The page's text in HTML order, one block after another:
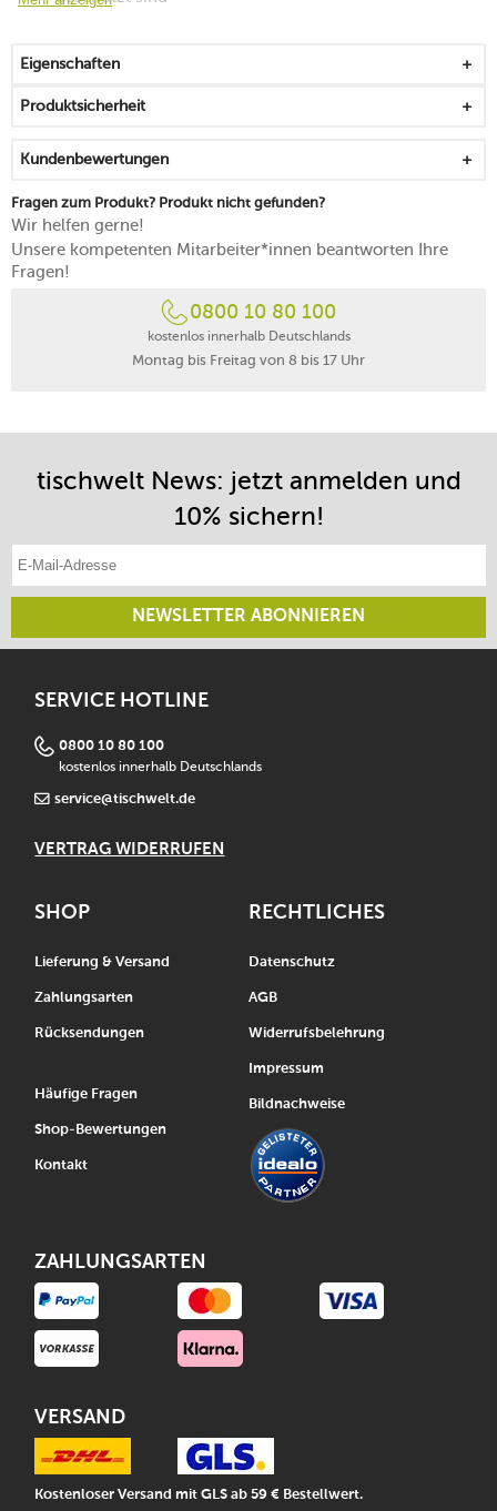
Eigenschaften
Produktsicherheit
Kundenbewertungen
Fragen zum Produkt? Produkt nicht gefunden?
Wir helfen gerne!
Unsere kompetenten Mitarbeiter*innen beantworten Ihre
Fragen!
0800 10 80 100
kostenlos innerhalb Deutschlands
Montag bis Freitag von 8 bis 17 Uhr
tischwelt News: jetzt anmelden und
10% sichern!
NEWSLETTER ABONNIEREN
SERVICE HOTLINE
0800 10 80 100
kostenlos innerhalb Deutschlands
service@tischwelt.de
VERTRAG WIDERRUFEN
SHOP
Lieferung & Versand
Zahlungsarten
Rücksendungen
Häufige Fragen
Shop-Bewertungen
Kontakt
RECHTLICHES
Datenschutz
AGB
Widerrufsbelehrung
Impressum
Bildnachweise
ZAHLUNGSARTEN
VERSAND
Kostenloser Versand mit GLS ab 59 € Bestellwert.